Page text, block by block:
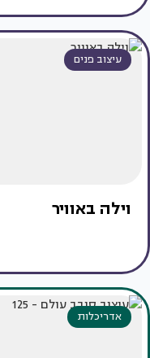
עיצוב פנים
וילה באוויר
אדריכלות